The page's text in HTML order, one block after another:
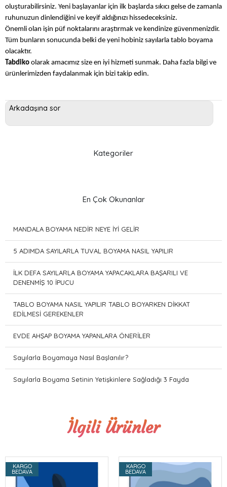
oluşturabilirsiniz. Yeni başlayanlar için ilk başlarda sıkıcı gelse de zamanla
ruhunuzun dinlendiğini ve keyif aldığınızı hissedeceksiniz.
Önemli olan işin püf noktalarını araştırmak ve kendinize güvenmenizdir.
Tüm bunların sonucunda belki de yeni hobiniz sayılarla tablo boyama
olacaktır.
Tabdiko olarak amacımız size en iyi hizmeti sunmak. Daha fazla bilgi ve
ürünlerimizden faydalanmak için bizi takip edin.
Kategoriler
En Çok Okunanlar
MANDALA BOYAMA NEDİR NEYE İYİ GELİR
5 ADIMDA SAYILARLA TUVAL BOYAMA NASIL YAPILIR
İLK DEFA SAYILARLA BOYAMA YAPACAKLARA BAŞARILI VE
DENENMİŞ 10 İPUCU
TABLO BOYAMA NASIL YAPILIR TABLO BOYARKEN DİKKAT
EDİLMESİ GEREKENLER
EVDE AHŞAP BOYAMA YAPANLARA ÖNERİLER
Sayılarla Boyamaya Nasıl Başlanılır?
Sayılarla Boyama Setinin Yetişkinlere Sağladığı 3 Fayda
İlgili Ürünler
KARGO
BEDAVA
KARGO
BEDAVA